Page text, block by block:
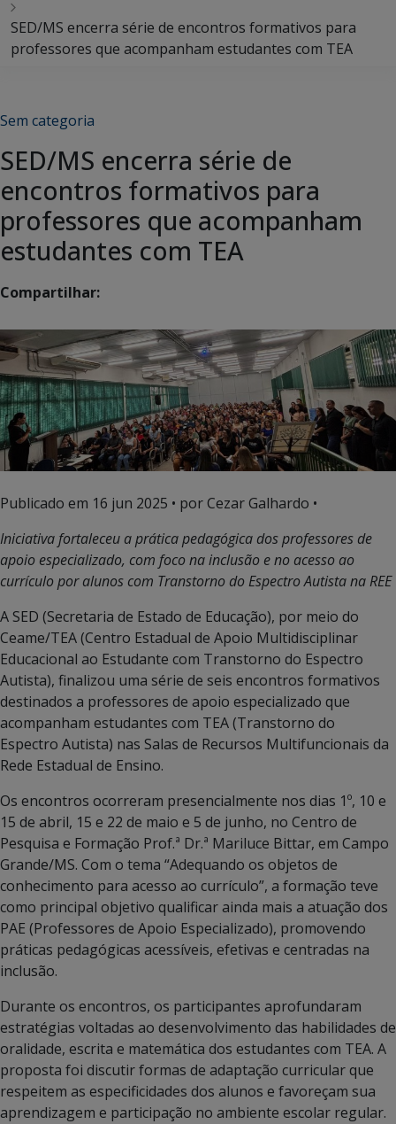
SED/MS encerra série de encontros formativos para
professores que acompanham estudantes com TEA
Sem categoria
SED/MS encerra série de
encontros formativos para
professores que acompanham
estudantes com TEA
Compartilhar:
Publicado em 16 jun 2025 • por Cezar Galhardo •
Iniciativa fortaleceu a prática pedagógica dos professores de
apoio especializado, com foco na inclusão e no acesso ao
currículo por alunos com Transtorno do Espectro Autista na REE
A SED (Secretaria de Estado de Educação), por meio do
Ceame/TEA (Centro Estadual de Apoio Multidisciplinar
Educacional ao Estudante com Transtorno do Espectro
Autista), finalizou uma série de seis encontros formativos
destinados a professores de apoio especializado que
acompanham estudantes com TEA (Transtorno do
Espectro Autista) nas Salas de Recursos Multifuncionais da
Rede Estadual de Ensino.
Os encontros ocorreram presencialmente nos dias 1º, 10 e
15 de abril, 15 e 22 de maio e 5 de junho, no Centro de
Pesquisa e Formação Prof.ª Dr.ª Mariluce Bittar, em Campo
Grande/MS. Com o tema “Adequando os objetos de
conhecimento para acesso ao currículo”, a formação teve
como principal objetivo qualificar ainda mais a atuação dos
PAE (Professores de Apoio Especializado), promovendo
práticas pedagógicas acessíveis, efetivas e centradas na
inclusão.
Durante os encontros, os participantes aprofundaram
estratégias voltadas ao desenvolvimento das habilidades de
oralidade, escrita e matemática dos estudantes com TEA. A
proposta foi discutir formas de adaptação curricular que
respeitem as especificidades dos alunos e favoreçam sua
aprendizagem e participação no ambiente escolar regular.